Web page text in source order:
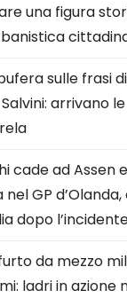
una figura
sulle frasi
arrivano
cade ad Assen
GP
dopo
da mezzo
ladri in azione